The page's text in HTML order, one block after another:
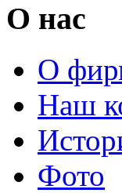
О нас
О
Наш
Фото